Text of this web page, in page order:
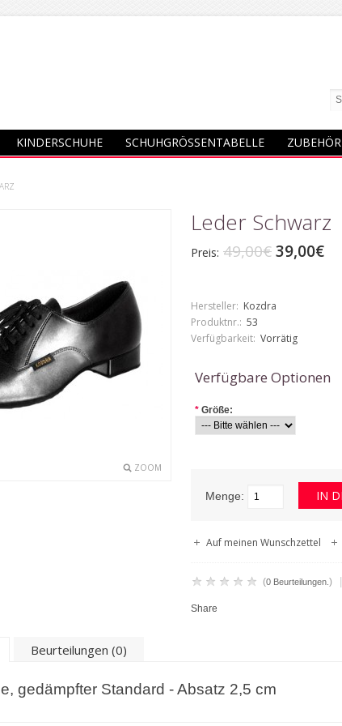
KINDERSCHUHE SCHUHGRÖSSENTABELLE ZUBEHÖR
ZOOM
Leder Schwarz
Preis: 49,00€39,00€
Hersteller: Kozdra
Produktnr.: 53
Verfügbarkeit: Vorrätig
Verfügbare Optionen
* Größe:
Menge:
Auf meinen Wunschzettel
(0 Beurteilungen. )
Share
Beurteilungen (0)
gedämpfter Standard - Absatz 2,5 cm